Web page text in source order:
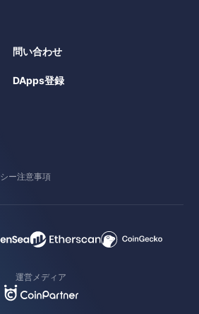
問い合わせ
DApps登録
ー注意事項
運営メディア